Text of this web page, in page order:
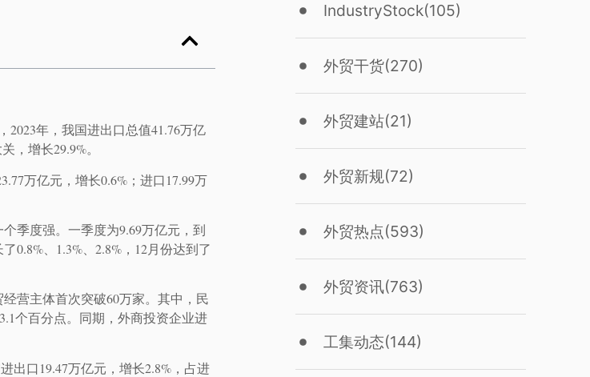
2023年，我国进出口总值41.76万亿
，增长29.9%。
万亿元，增长0.6%；进口17.99万
季度强。一季度为9.69万亿元，到
0.8%、1.3%、2.8%，12月份达到了
营主体首次突破60万家。其中，民
个百分点。同期，外商投资企业进
出口19.47万亿元，增长2.8%，占进
IndustryStock(105)
外贸干货(270)
外贸建站(21)
外贸新规(72)
外贸热点(593)
外贸资讯(763)
工集动态(144)